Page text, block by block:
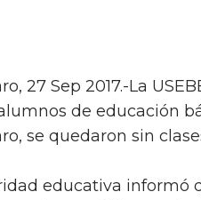
27 Sep 2017.-La
de educación
se quedaron sin
educativa informó